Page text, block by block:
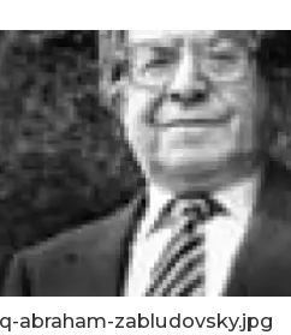
abraham-zabludovsky.jpg